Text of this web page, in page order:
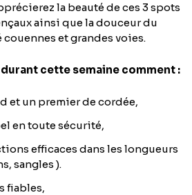
la beauté de ces 3 spots
ainsi que la douceur du
et grandes voies.
cette semaine comment :
et un premier de cordée,
en toute sécurité,
efficaces dans les longueurs
sangles ).
fiables,